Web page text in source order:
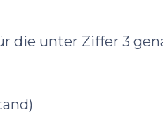
die unter Ziffer 3